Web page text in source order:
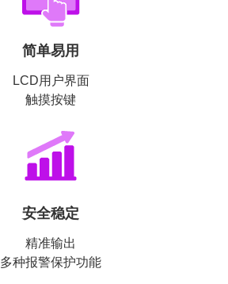
简单易用
LCD用户界面
触摸按键
安全稳定
精准输出
多种报警保护功能